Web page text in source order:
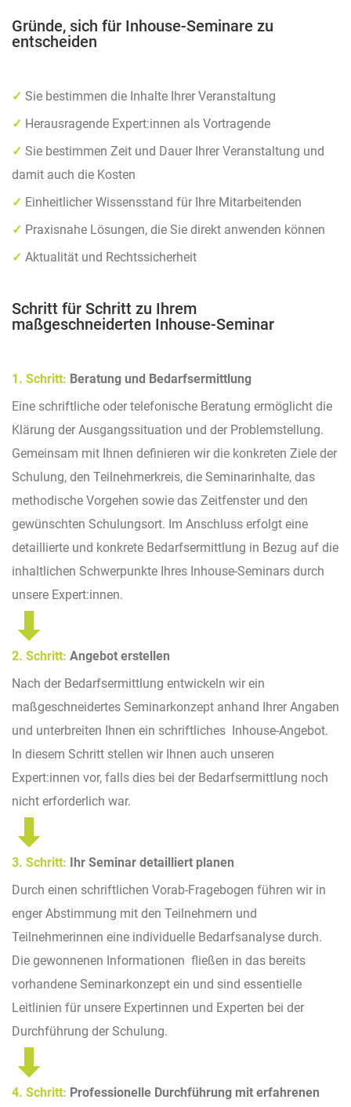
Gründe, sich für Inhouse-Seminare zu
entscheiden
✓ Sie bestimmen die Inhalte Ihrer Veranstaltung
✓ Herausragende Expert:innen als Vortragende
✓ Sie bestimmen Zeit und Dauer Ihrer Veranstaltung und
damit auch die Kosten
✓ Einheitlicher Wissensstand für Ihre Mitarbeitenden
✓ Praxisnahe Lösungen, die Sie direkt anwenden können
✓ Aktualität und Rechtssicherheit
Schritt für Schritt zu Ihrem
maßgeschneiderten Inhouse-Seminar
1. Schritt: Beratung und Bedarfsermittlung
Eine schriftliche oder telefonische Beratung ermöglicht die
Klärung der Ausgangssituation und der Problemstellung.
Gemeinsam mit Ihnen definieren wir die konkreten Ziele der
Schulung, den Teilnehmerkreis, die Seminarinhalte, das
methodische Vorgehen sowie das Zeitfenster und den
gewünschten Schulungsort. Im Anschluss erfolgt eine
detaillierte und konkrete Bedarfsermittlung in Bezug auf die
inhaltlichen Schwerpunkte Ihres Inhouse-Seminars durch
unsere Expert:innen.
2. Schritt: Angebot erstellen
Nach der Bedarfsermittlung entwickeln wir ein
maßgeschneidertes Seminarkonzept anhand Ihrer Angaben
und unterbreiten Ihnen ein schriftliches Inhouse-Angebot.
In diesem Schritt stellen wir Ihnen auch unseren
Expert:innen vor, falls dies bei der Bedarfsermittlung noch
nicht erforderlich war.
3. Schritt: Ihr Seminar detailliert planen
Durch einen schriftlichen Vorab-Fragebogen führen wir in
enger Abstimmung mit den Teilnehmern und
Teilnehmerinnen eine individuelle Bedarfsanalyse durch.
Die gewonnenen Informationen fließen in das bereits
vorhandene Seminarkonzept ein und sind essentielle
Leitlinien für unsere Expertinnen und Experten bei der
Durchführung der Schulung.
4. Schritt: Professionelle Durchführung mit erfahrenen